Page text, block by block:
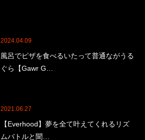
2024.04.09
風呂でピザを食べるいたって普通ながうる
ぐら【Gawr G…
2021.06.27
【Everhood】夢を全て叶えてくれるリズ
ムバトルと聞…